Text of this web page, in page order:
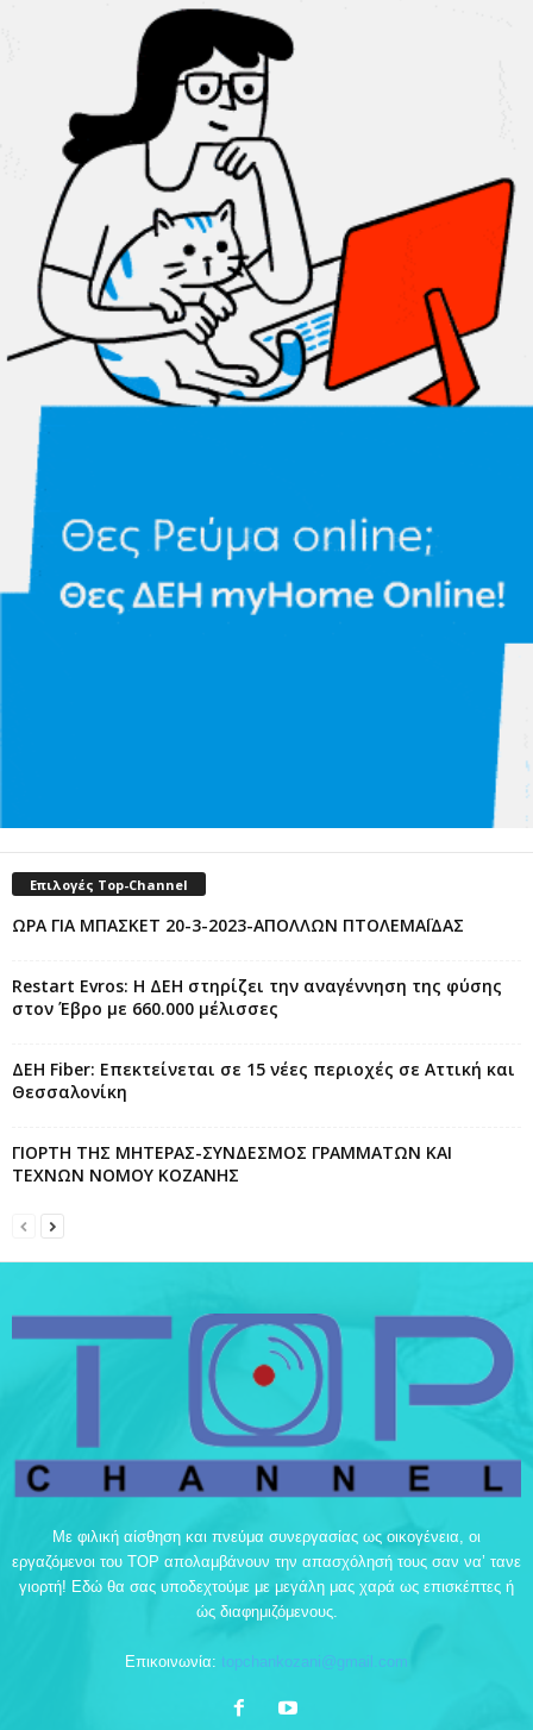
Επιλογές Top-Channel
ΩΡΑ ΓΙΑ ΜΠΑΣΚΕΤ 20-3-2023-ΑΠΟΛΛΩΝ ΠΤΟΛΕΜΑΪΔΑΣ
Restart Evros: Η ΔΕΗ στηρίζει την αναγέννηση της φύσης
στον Έβρο με 660.000 μέλισσες
ΔΕΗ Fiber: Επεκτείνεται σε 15 νέες περιοχές σε Αττική και
Θεσσαλονίκη
ΓΙΟΡΤΗ ΤΗΣ ΜΗΤΕΡΑΣ-ΣΥΝΔΕΣΜΟΣ ΓΡΑΜΜΑΤΩΝ ΚΑΙ
ΤΕΧΝΩΝ ΝΟΜΟΥ ΚΟΖΑΝΗΣ
Με φιλική αίσθηση και πνεύμα συνεργασίας ως οικογένεια, οι
εργαζόμενοι του TOP απολαμβάνουν την απασχόλησή τους σαν να’ τανε
γιορτή! Εδώ θα σας υποδεχτούμε με μεγάλη μας χαρά ως επισκέπτες ή
ώς διαφημιζόμενους.
Επικοινωνία: topchankozani@gmail.com